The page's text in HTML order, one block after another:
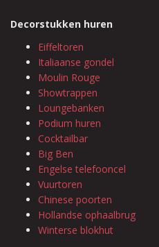
Decorstukken huren
Eiffeltoren
Italiaanse gondel
Moulin Rouge
Showtrappen
Loungebanken
Podium huren
Cocktailbar
Big Ben
Engelse telefooncel
Vuurtoren
Chinese poorten
Hollandse ophaalbrug
Winterse blokhut